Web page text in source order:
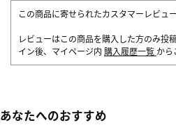
この商品に寄せられたカスタマーレビュ
レビューはこの商品を購入した方のみ投
イン後、マイページ内 購入履歴一覧 から
あなたへのおすすめ